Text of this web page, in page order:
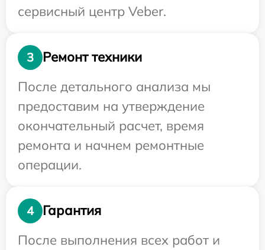
сервисный центр Veber.
3
Ремонт техники
После детального анализа мы
предоставим на утверждение
окончательный расчет, время
ремонта и начнем ремонтные
операции.
4
Гарантия
После выполнения всех работ и